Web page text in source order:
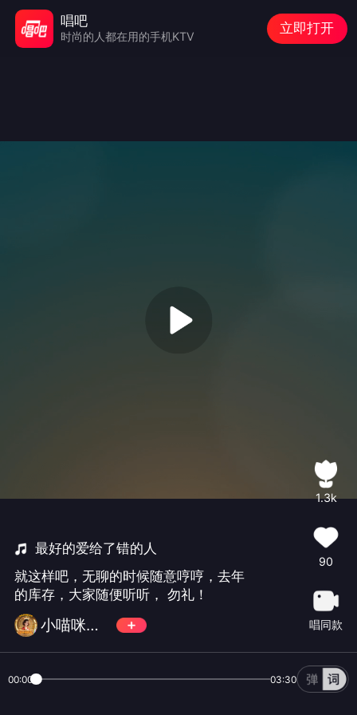
最好的爱给了错的人
就这样吧，无聊的时候随意哼哼，去年
的库存，大家随便听听， 勿礼！
小喵咪歌 ⁧🌹
1.3k
90
唱同款
00:00 03:30
唱吧
时尚的人都在用的手机KTV
立即打开